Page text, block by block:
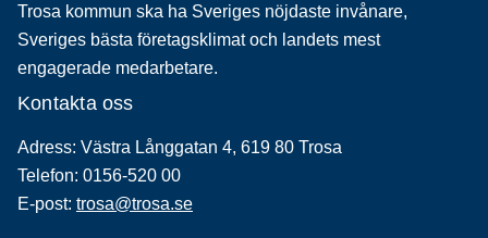
Trosa kommun ska ha Sveriges nöjdaste invånare,
Sveriges bästa företagsklimat och landets mest
engagerade medarbetare.
Kontakta oss
Adress: Västra Långgatan 4, 619 80 Trosa
Telefon: 0156-520 00
E-post: trosa@trosa.se